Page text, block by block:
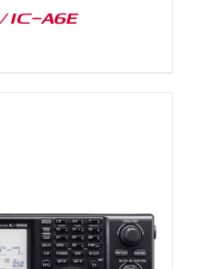
IC-A6E